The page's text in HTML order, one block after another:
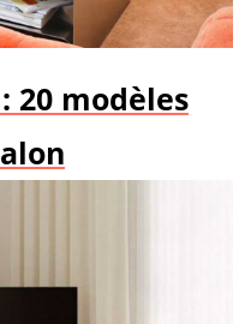
20 modèles